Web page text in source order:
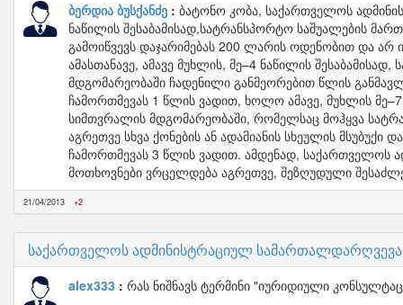
ბერდია ბუსქანძე
ბატონო კობა, საქართველოს
ნაწილის შესაბამისად,სატრანსპორტო საშუალების
გამოიწვევს დაჯარიმებას 200 ლარის ოდენობით და არ
ამასთანავე, ამავე მუხლის, მე–4 ნაწილის
მდგომარეობაში ჩადენილი განმეორებით წლის
ჩამორთმევას 1 წლის ვადით, ხოლო ამავე, მუხლის
სიმთვრალის მდგომარეობაში, რომელსაც მოჰყვა
აგრეთვე სხვა ქონების ან ადამიანის სხეულის
ჩამორთმევას 3 წლის ვადით. ამდენად, საქართველოს
მოთხოვნები ვრცელდება აგრეთვე, შეზღუდული
21/04/2013 +2
საქართველოს ადმინისტრაციულ
alex333 რას ნიშნავს ტერმინი "იურიდიული